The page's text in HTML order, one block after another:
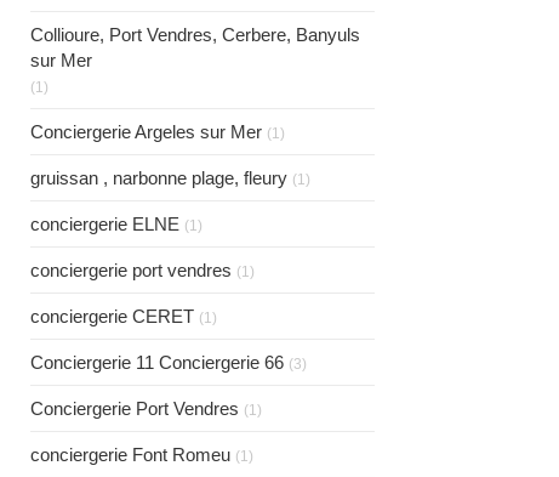
Collioure, Port Vendres, Cerbere, Banyuls
sur Mer
(1)
Conciergerie Argeles sur Mer (1)
gruissan , narbonne plage, fleury (1)
conciergerie ELNE (1)
conciergerie port vendres (1)
conciergerie CERET (1)
Conciergerie 11 Conciergerie 66 (3)
Conciergerie Port Vendres (1)
conciergerie Font Romeu (1)